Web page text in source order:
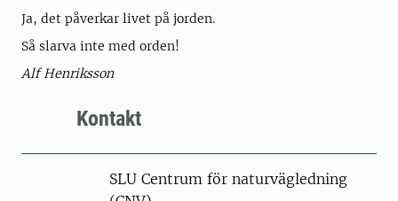
Ja, det påverkar livet på jorden.
Så slarva inte med orden!
Alf Henriksson
Kontakt
SLU Centrum för naturvägledning